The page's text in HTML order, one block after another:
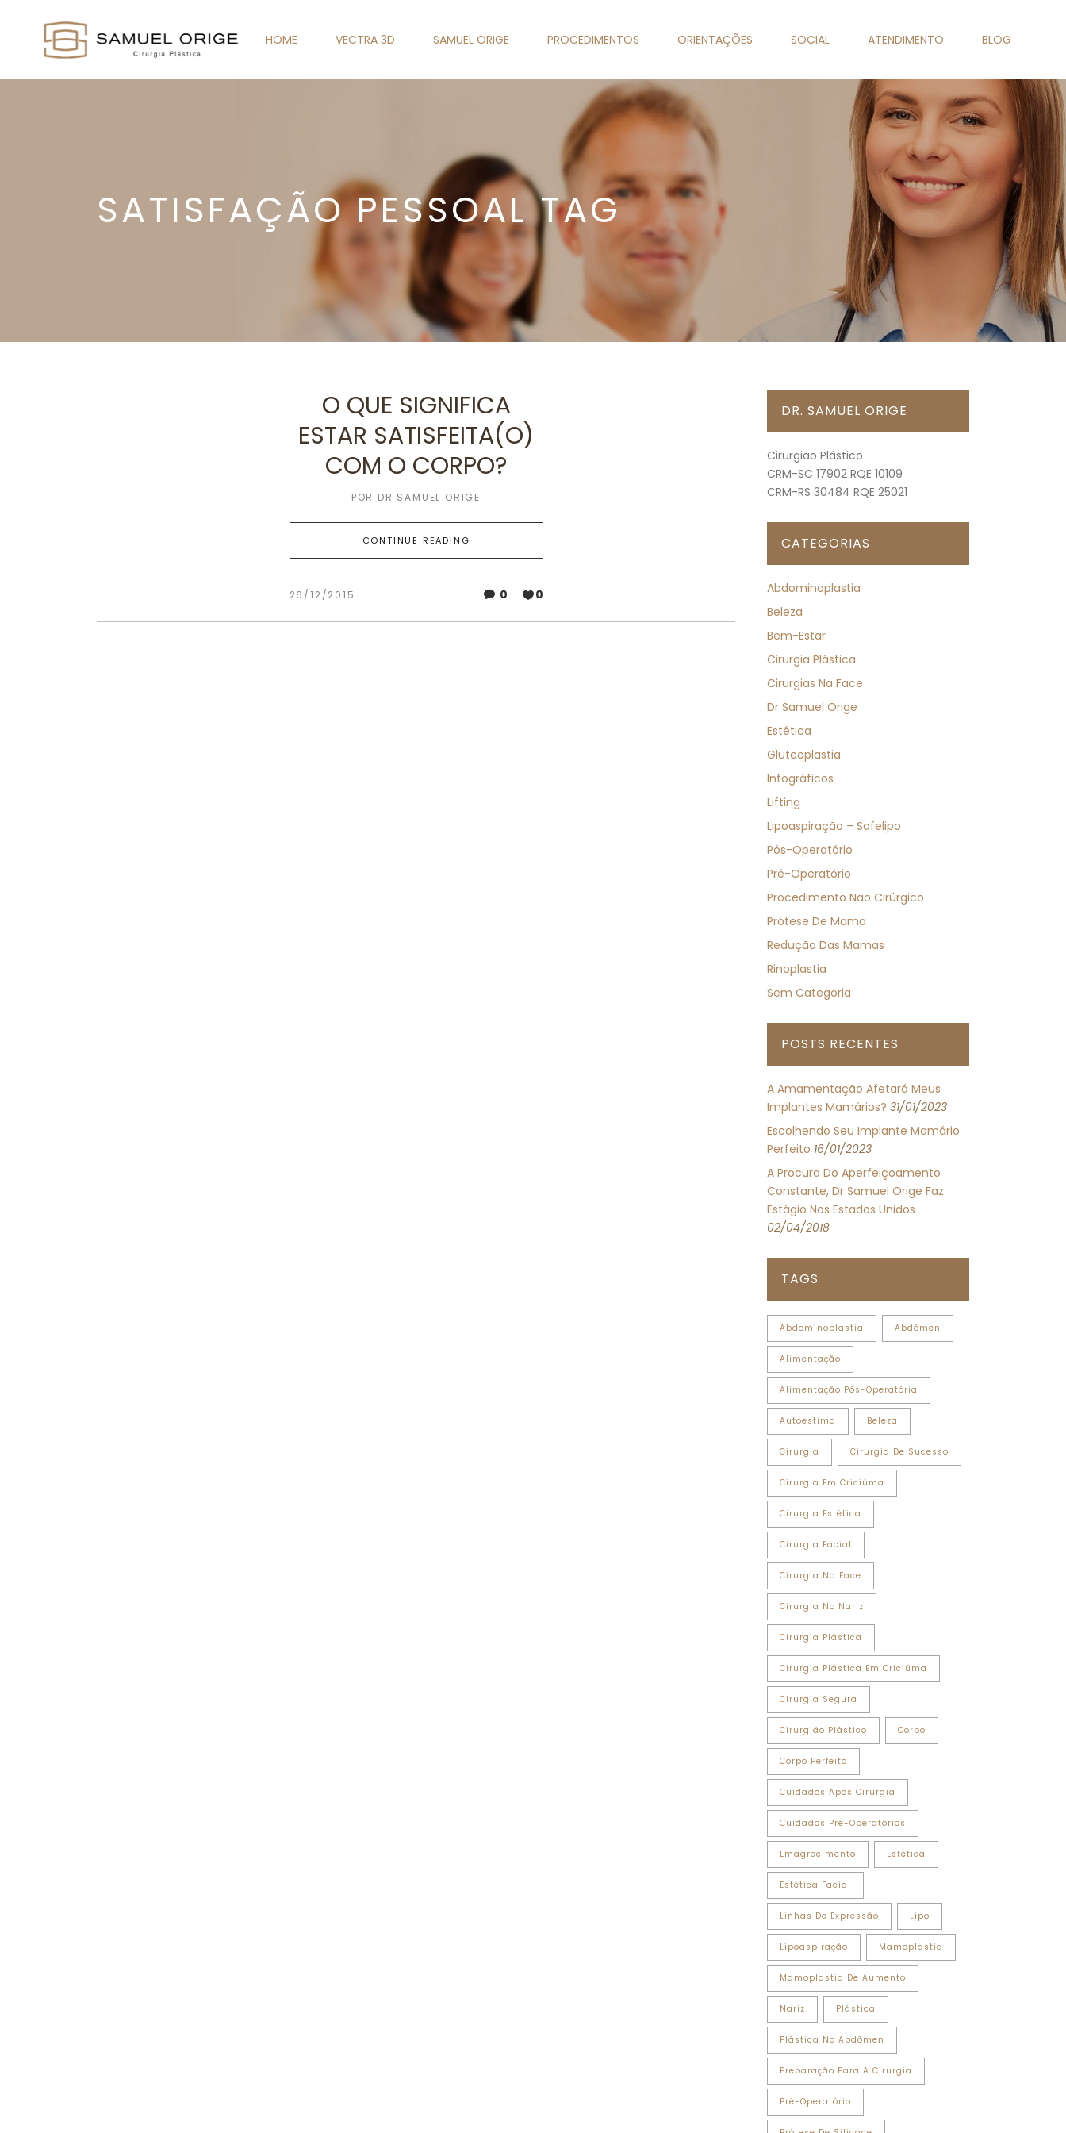
HOME VECTRA 3D SAMUEL ORIGE PROCEDIMENTOS ORIENTAÇÕES SOCIAL ATENDIMENTO BLOG
SATISFAÇÃO PESSOAL TAG
O QUE SIGNIFICA
ESTAR SATISFEITA(O)
COM O CORPO?
POR DR SAMUEL ORIGE
CONTINUE READING
26/12/2015 0 0
DR. SAMUEL ORIGE
Cirurgião Plástico
CRM-SC 17902 RQE 10109
CRM-RS 30484 RQE 25021
CATEGORIAS
Abdominoplastia
Beleza
Bem-Estar
Cirurgia Plástica
Cirurgias Na Face
Dr Samuel Orige
Estética
Gluteoplastia
Infográficos
Lifting
Lipoaspiração – Safelipo
Pós-Operatório
Pré-Operatório
Procedimento Não Cirúrgico
Prótese De Mama
Redução Das Mamas
Rinoplastia
Sem Categoria
POSTS RECENTES
A Amamentação Afetará Meus
Implantes Mamários? 31/01/2023
Escolhendo Seu Implante Mamário
Perfeito 16/01/2023
A Procura Do Aperfeiçoamento
Constante, Dr Samuel Orige Faz
Estágio Nos Estados Unidos
02/04/2018
TAGS
Abdominoplastia Abdômen
Alimentação
Alimentação Pós-Operatória
Autoestima Beleza
Cirurgia Cirurgia De Sucesso
Cirurgia Em Criciúma
Cirurgia Estética
Cirurgia Facial
Cirurgia Na Face
Cirurgia No Nariz
Cirurgia Plástica
Cirurgia Plástica Em Criciúma
Cirurgia Segura
Cirurgião Plástico Corpo
Corpo Perfeito
Cuidados Após Cirurgia
Cuidados Pré-Operatórios
Emagrecimento Estética
Estética Facial
Linhas De Expressão Lipo
Lipoaspiração Mamoplastia
Mamoplastia De Aumento
Nariz Plástica
Plástica No Abdômen
Preparação Para A Cirurgia
Pré-Operatório